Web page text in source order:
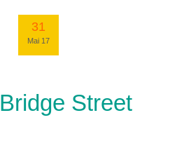
31
Mai 17
Street